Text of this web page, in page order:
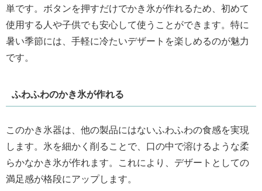
単です。ボタンを押すだけでかき氷が作れるため、初めて
使用する人や子供でも安心して使うことができます。特に
暑い季節には、手軽に冷たいデザートを楽しめるのが魅力
です。
ふわふわのかき氷が作れる
このかき氷器は、他の製品にはないふわふわの食感を実現
します。氷を細かく削ることで、口の中で溶けるような柔
らかなかき氷が作れます。これにより、デザートとしての
満足感が格段にアップします。